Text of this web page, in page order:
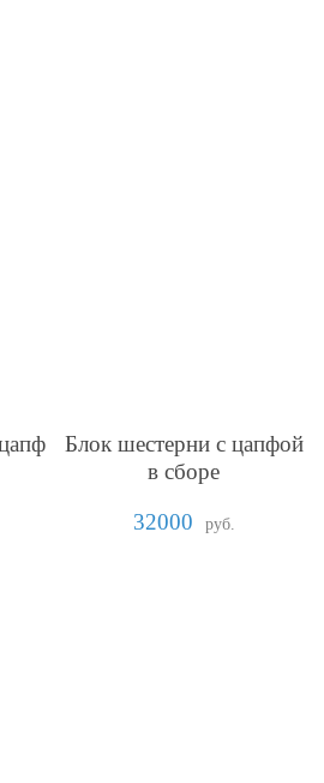
Блок шестерни с цапфой
в сборе
32000
руб.